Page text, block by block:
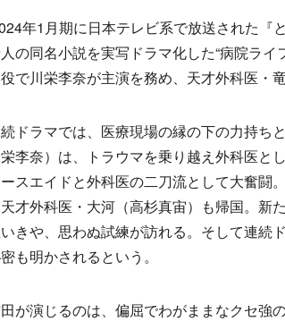
ク
年1月期に日本テレビ系で放送された『
の同名小説を実写ドラマ化した“病院ラ
で川栄李奈が主演を務め、天才外科医・
ドラマでは、医療現場の縁の下の力持ち
栄李奈）は、トラウマを乗り越え外科医
スエイドと外科医の二刀流として大奮闘
才外科医・大河（高杉真宙）も帰国。新
きや、思わぬ試練が訪れる。そして連続
も明かされるという。
が演じるのは、偏屈でわがままなクセ強